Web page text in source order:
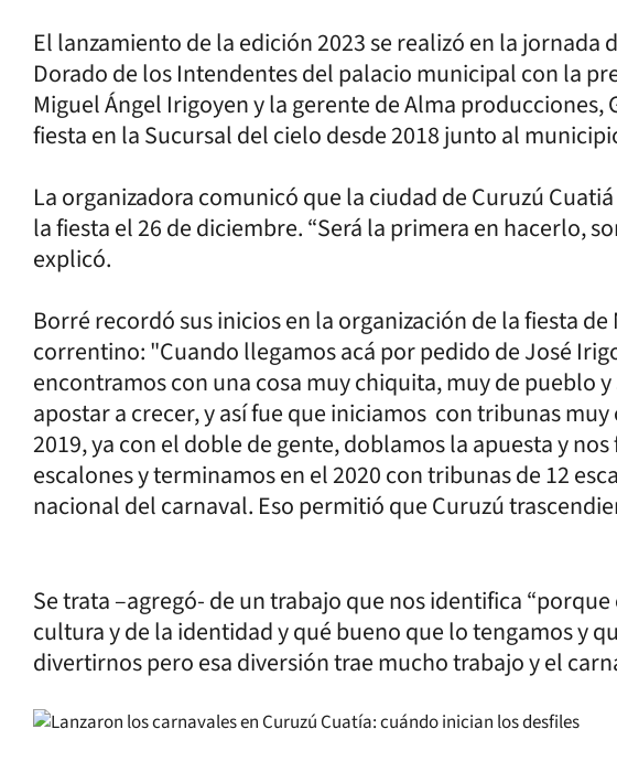
El lanzamiento de la edición 2023 se realizó en la jornada
Dorado de los Intendentes del palacio municipal con la
Miguel Ángel Irigoyen y la gerente de Alma producciones,
fiesta en la Sucursal del cielo desde 2018 junto al
La organizadora comunicó que la ciudad de Curuzú
la fiesta el 26 de diciembre. “Será la primera en hacerlo,
explicó.
Borré recordó sus inicios en la organización de la fiesta
correntino: "Cuando llegamos acá por pedido de José
encontramos con una cosa muy chiquita, muy de pueblo
apostar a crecer, y así fue que iniciamos con tribunas muy
2019, ya con el doble de gente, doblamos la apuesta y
escalones y terminamos en el 2020 con tribunas de 12
nacional del carnaval. Eso permitió que Curuzú
Se trata –agregó- de un trabajo que nos identifica
cultura y de la identidad y qué bueno que lo tengamos y
divertirnos pero esa diversión trae mucho trabajo y el